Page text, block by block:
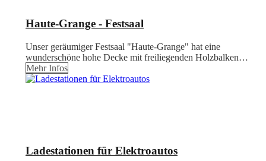
Haute-Grange - Festsaal
Unser geräumiger Festsaal "Haute-Grange" hat eine
wunderschöne hohe Decke mit freiliegenden Holzbalken…
Mehr Infos
Ladestationen für Elektroautos